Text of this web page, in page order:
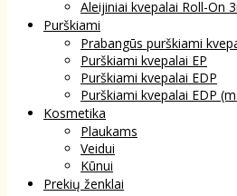
Aleijiniai kvepalai Roll-On
Purškiami
Prabangūs purškiami
Purškiami kvepalai EP
Purškiami kvepalai EDP
Purškiami kvepalai EDP
Kosmetika
Plaukams
Veidui
Kūnui
Prekių ženklai